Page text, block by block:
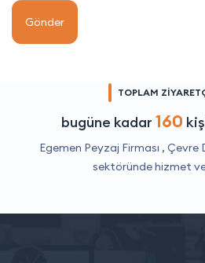
Gönder
TOPLAM
bugüne kadar 160
Egemen Peyzaj Firması , Çevre
sektöründe hizmet